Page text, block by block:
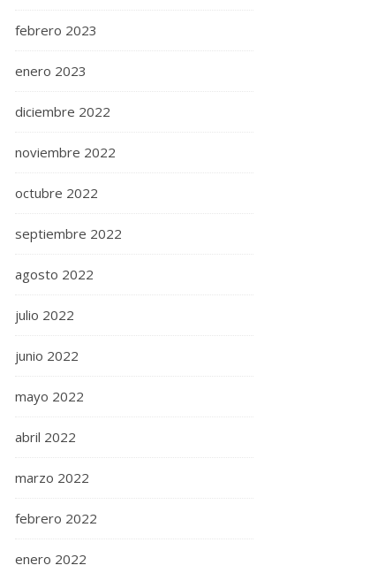
febrero 2023
enero 2023
diciembre 2022
noviembre 2022
octubre 2022
septiembre 2022
agosto 2022
julio 2022
junio 2022
mayo 2022
abril 2022
marzo 2022
febrero 2022
enero 2022